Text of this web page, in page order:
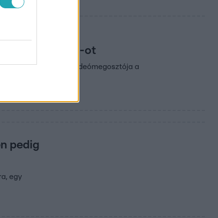
a YouTube-ot
szerint a Google videómegosztója a
pedig
egy